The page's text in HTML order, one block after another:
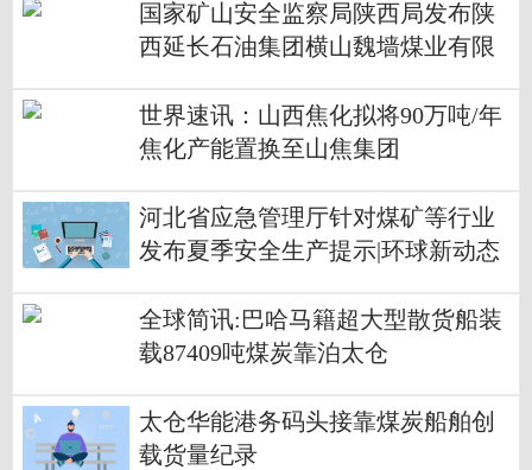
国家矿山安全监察局陕西局发布陕
西延长石油集团横山魏墙煤业有限
世界速讯：山西焦化拟将90万吨/年
焦化产能置换至山焦集团
河北省应急管理厅针对煤矿等行业
发布夏季安全生产提示|环球新动态
全球简讯:巴哈马籍超大型散货船装
载87409吨煤炭靠泊太仓
太仓华能港务码头接靠煤炭船舶创
载货量纪录